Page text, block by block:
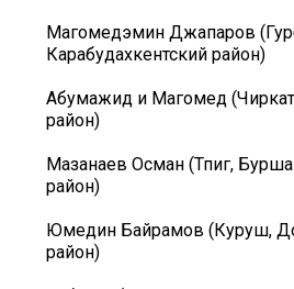
Магомедэмин Джапаров
Карабудахкентский район)
Абумажид и Магомед
район)
Мазанаев Осман (Тпиг,
район)
Юмедин Байрамов (Куруш,
район)